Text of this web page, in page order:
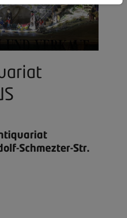
Schmezter-Str.